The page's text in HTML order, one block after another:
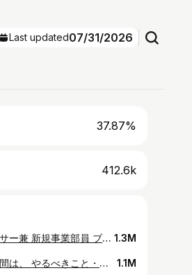
Last updated07/31/2026
37.87%
412.6k
* アナウンサーヘア✂️ アナウンサー兼 新規事業部員 ブランドディレクターの髪型事情✔️ 見た目以上に しっかりスタイリング剤をつけています✨ 5時間半の生放送（待機を含む）があっても 全然崩れない…😮‍💨🤍 顔周りを巻いて 耳の周りに馴染ませるのがポイント✔️ と、メイクさんが教えてくれました✨😌 #アナウンサー #私服 #アナウンサーコーデ #アナウンサーヘア #髪型 #ヘアセット #ミディアムヘア #ミディアムヘアアレンジ #ヘアカタログ #ヘアセット動画 #ヘアアレンジ #日本テレビ #日本テレビアナウンサー #郡司恭子 1.3M
* Thank you 2023✨ 使える時間は、 やるべきこと・やりたいことに 費やした！と思える1年になりました✔️ 週休を有意義に使えたことも◎ アナウンス部員として 新規事業部員として たくさんの経験ができた1年。 （リールは休日のばかりだけど💭） 2024年はどんな年になるだろう☺️ #2023 #hilights #vlog #thankyou #mashup #reels #reelsinstagram #お仕事 #海外旅行 #パリ旅行 #韓国旅行 #✈️ #週休2日 #弾丸トラベラー #데일리 #여행스타그램 #여행그램 #日本テレビ #日本テレビアナウンサー #アナウンサー #郡司恭子 1.1M